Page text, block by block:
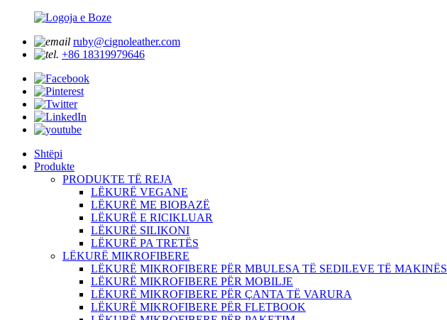
ruby@cignoleather.com
+86 18319979646
Shtëpi
Produkte
PRODUKTE TË REJA
LËKURË VEGANE
LËKURË ME BIOBAZË
LËKURË E RICIKLUAR
LËKURË SILIKONI
LËKURË PA TRETËS
LËKURË MIKROFIBERE
LËKURË MIKROFIBERE PËR MBULESA TË SEDILEVE TË MAKINËS
LËKURË MIKROFIBERE PËR MOBILJE
LËKURË MIKROFIBERE PËR ÇANTA TË VARURA
LËKURË MIKROFIBERE PËR FLETBOOK